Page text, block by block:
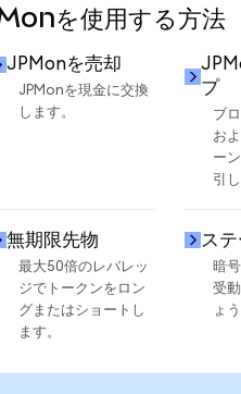
を使用する方法
JPMonを売却
JPMonを現金に交換
します。
プ
ブ
お
ー
引
無期限先物
最大50倍のレバレッ
ジでトークンをロン
グまたはショートし
ます。
ス
暗
受
ょう